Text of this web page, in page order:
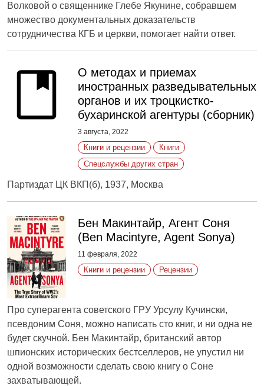
Волковой о священнике Глебе Якунине, собравшем
множество документальных доказательств
сотрудничества КГБ и церкви, помогает найти ответ.
О методах и приемах
иностранных разведывательных
органов и их троцкистко-
бухаринской агентуры (сборник)
3 августа, 2022
Книги и рецензии
Книги
Спецслужбы других стран
Партиздат ЦК ВКП(б), 1937, Москва
Бен Макинтайр, Агент Соня
(Ben Macintyre, Agent Sonya)
11 февраля, 2022
Книги и рецензии Рецензии
Про суперагента советского ГРУ Урсулу Кучински,
псевдоним Соня, можно написать сто книг, и ни одна не
будет скучной. Бен Макинтайр, британский автор
шпионских исторических бестселлеров, не упустил ни
одной возможности сделать свою книгу о Соне
захватывающей.